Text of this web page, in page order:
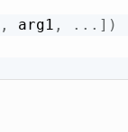
, arg1 , . . . ] )